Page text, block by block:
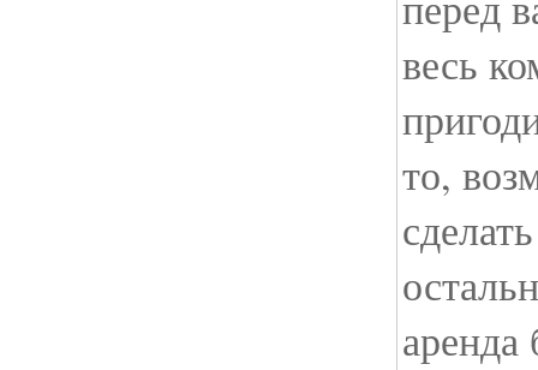
весь
то,
аренда